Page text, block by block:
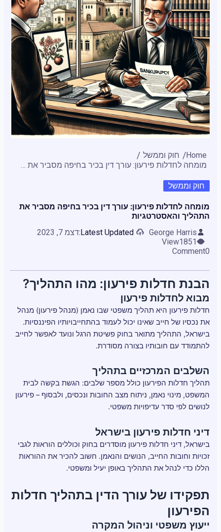
Home
חוק וממשל
מומחה לחדלות פירעון: עורך דין בכיר בחיפה מסביר את התהליך והאסטרטגיות
חוק וממשל
מומחה לחדלות פירעון: עורך דין בכיר בחיפה מסביר את
התהליך והאסטרטגיות
George Harris
Latest Updated:דצמ 7, 2023
1851
View
Comment
הבנת חדלות פירעון: מהו התהליך?
מבוא לחדלות פירעון
חדלות פירעון היא תהליך משפטי שבו נאמן (מנהל פירעון) מנהל
את נכסיו של חייב שאינו יכול לעמוד בהתחייבויותיו הפיננסיות.
בישראל, התהליך מתואר בחוק פשיטת הרגל ונועד לאפשר לחייב
להתמודד עם חובותיו בצורה מסודרת.
השלבים המרכזיים בתהליך
תהליך חדלות הפירעון כולל מספר שלבים: הגשת בקשה לבית
המשפט, מינוי נאמן, ניתוח מצב החובות ונכסים, ולבסוף – פירעון
לנושים לפי סדר עדיפויות משפטי.
דיני חדלות פירעון בישראל
בישראל, דיני חדלות פירעון מוסדרים בחוק וכוללים הוראות לגבי
זכויות וחובות החייב, הנושים והנאמן. חשוב להכיר את ההוראות
הללו כדי לנהל את התהליך באופן יעיל ומשפטי.
תפקידו של עורך הדין בתהליך חדלות
הפירעון
ייעוץ משפטי וניהול המקרה